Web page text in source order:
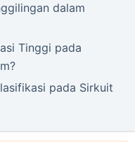
dalam
Tinggi pada
pada Sirkuit